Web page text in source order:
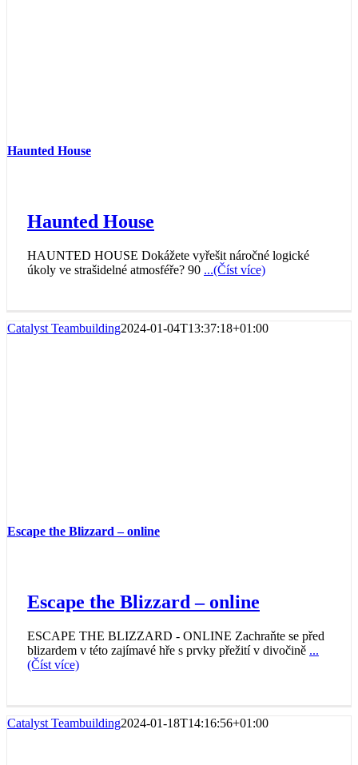
Haunted House
Haunted House
HAUNTED HOUSE Dokážete vyřešit náročné logické
úkoly ve strašidelné atmosféře? 90 ...(Číst více)
Catalyst Teambuilding2024-01-04T13:37:18+01:00
Escape the Blizzard – online
Escape the Blizzard – online
ESCAPE THE BLIZZARD - ONLINE Zachraňte se před
blizardem v této zajímavé hře s prvky přežití v divočině ...
(Číst více)
Catalyst Teambuilding2024-01-18T14:16:56+01:00